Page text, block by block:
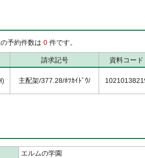
予約件数は 0 件です。
請求記号 資料コード
主配架/377.28/ﾎﾂｶｲﾄﾞｳ/
エルムの学園